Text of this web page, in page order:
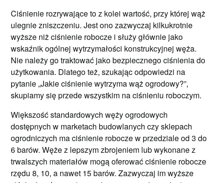
Ciśnienie rozrywające to z kolei wartość, przy której wąż
ulegnie zniszczeniu. Jest ono zazwyczaj kilkukrotnie
wyższe niż ciśnienie robocze i służy głównie jako
wskaźnik ogólnej wytrzymałości konstrukcyjnej węża.
Nie należy go traktować jako bezpiecznego ciśnienia do
użytkowania. Dlatego też, szukając odpowiedzi na
pytanie „Jakie ciśnienie wytrzyma wąż ogrodowy?”,
skupiamy się przede wszystkim na ciśnieniu roboczym.
Większość standardowych węży ogrodowych
dostępnych w marketach budowlanych czy sklepach
ogrodniczych ma ciśnienie robocze w przedziale od 3 do
6 barów. Węże z lepszym zbrojeniem lub wykonane z
trwalszych materiałów mogą oferować ciśnienie robocze
rzędu 8, 10, a nawet 15 barów. Zazwyczaj im wyższe